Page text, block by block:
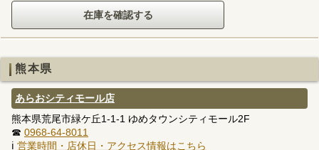
熊本県
あらおシティモール店
熊本県荒尾市緑ケ丘1-1-1 ゆめタウンシティモール2F
☎ 0968-64-8011
ℹ 営業時間・店休日・アクセス情報はこちら